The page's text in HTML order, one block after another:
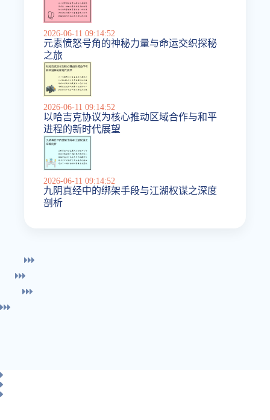
2026-06-11 09:14:52
元素愤怒号角的神秘力量与命运交织探秘
之旅
2026-06-11 09:14:52
以哈吉克协议为核心推动区域合作与和平
进程的新时代展望
2026-06-11 09:14:52
九阴真经中的绑架手段与江湖权谋之深度
剖析